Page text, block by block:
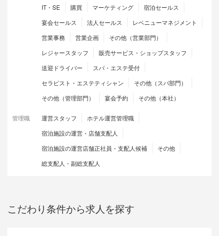
IT・SE
購買 マーケティング
宿泊セールス
宴会セールス
法人セールス
レベニューマネジメント
営業事務
営業企画
その他（営業部門）
レジャースタッフ
販売サービス・ショップスタッフ
送迎ドライバー
スパ・エステ受付
セラピスト・エステティシャン
その他（スパ部門）
その他（管理部門）
宴会予約 その他（本社）
管理職 運営スタッフ
ホテル運営管理職
宿泊施設の運営・店舗支配人
宿泊施設の運営店舗正社員・支配人候補
その他
総支配人・副総支配人
こだわり条件から求人を探す